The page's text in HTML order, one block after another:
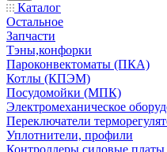
Каталог
Остальное
Запчасти
Тэны,конфорки
Пароконвектоматы (ПКА)
Котлы (КПЭМ)
Посудомойки (МПК)
Электромеханическое
Переключатели
Уплотнители, профили
Контроллеры,силовые платы